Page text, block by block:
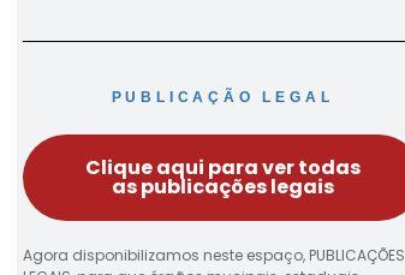
PUBLICAÇÃO LEGAL
Clique aqui para ver todas
as publicações legais
Agora disponibilizamos neste espaço, PUBLICAÇÕES